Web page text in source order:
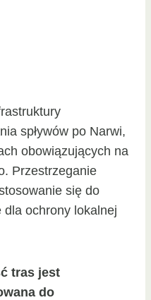
spływów po Narwi,
obowiązujących na
Przestrzeganie
się do
ochrony lokalnej
tras jest
do